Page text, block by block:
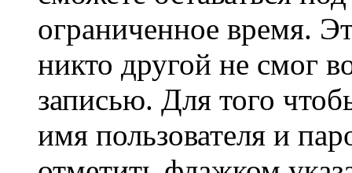
ограниченное время.
никто другой не смог
записью. Для того
имя пользователя и